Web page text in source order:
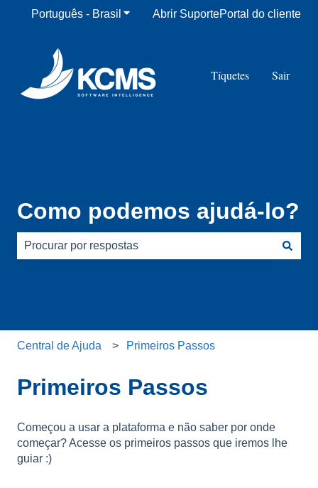
Português - Brasil Mostrar submenu para traduções
Abrir SuportePortal do cliente
Tíquetes Sair
Como podemos ajudá-lo?
Central de Ajuda Primeiros Passos
Primeiros Passos
Começou a usar a plataforma e não saber por onde
começar? Acesse os primeiros passos que iremos lhe
guiar :)